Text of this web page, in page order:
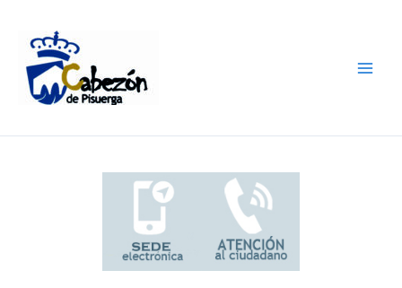
contenido